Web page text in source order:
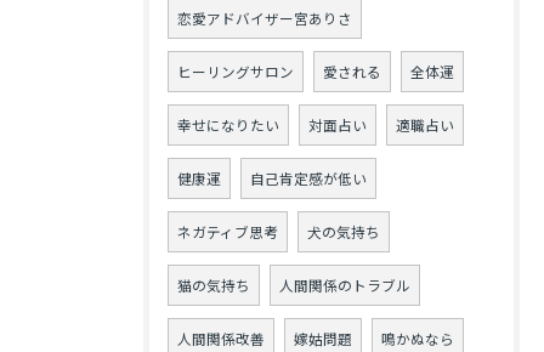
恋愛アドバイザー宮ありさ
ヒーリングサロン 愛される 全体運
幸せになりたい 対面占い 適職占い
健康運 自己肯定感が低い
ネガティブ思考 犬の気持ち
猫の気持ち 人間関係のトラブル
人間関係改善 嫁姑問題 鳴かぬなら